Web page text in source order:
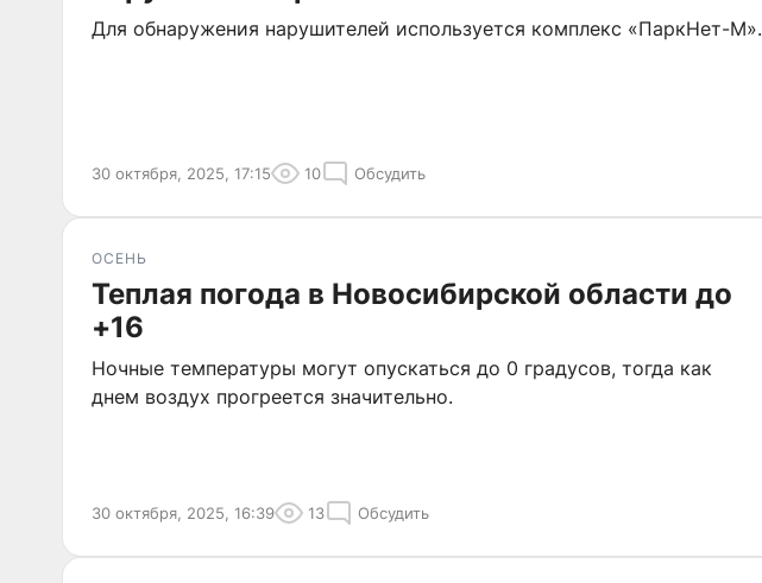
Для обнаружения нарушителей используется комплекс «ПаркНет-М».
30 октября, 2025, 17:15 10 Обсудить
ОСЕНЬ
Теплая погода в Новосибирской области до
+16
Ночные температуры могут опускаться до 0 градусов, тогда как
днем воздух прогреется значительно.
30 октября, 2025, 16:39 13 Обсудить